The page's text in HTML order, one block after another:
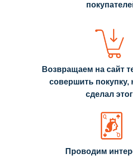
Проводим
Возвращаем на сайт
совершить покупку,
сделал